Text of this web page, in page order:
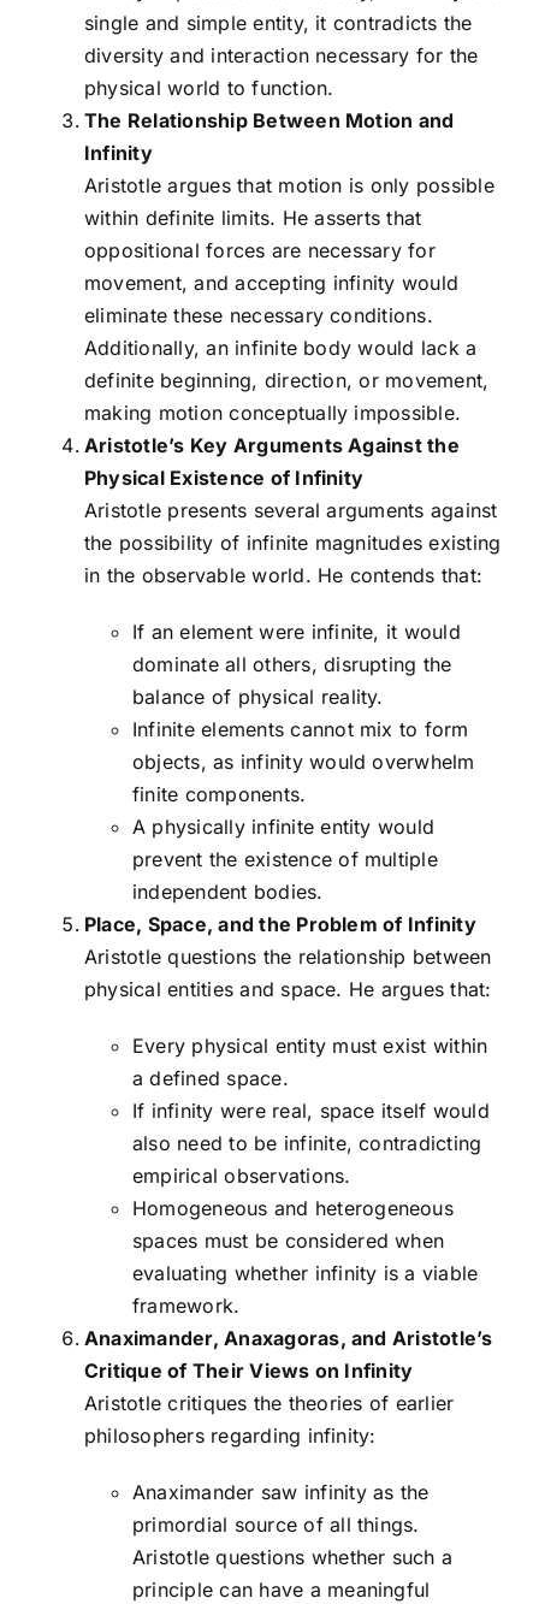
single and simple entity, it contradicts the
diversity and interaction necessary for the
physical world to function.
The Relationship Between Motion and
Infinity
Aristotle argues that motion is only possible
within definite limits. He asserts that
oppositional forces are necessary for
movement, and accepting infinity would
eliminate these necessary conditions.
Additionally, an infinite body would lack a
definite beginning, direction, or movement,
making motion conceptually impossible.
Aristotle’s Key Arguments Against the
Physical Existence of Infinity
Aristotle presents several arguments against
the possibility of infinite magnitudes existing
in the observable world. He contends that:
If an element were infinite, it would
dominate all others, disrupting the
balance of physical reality.
Infinite elements cannot mix to form
objects, as infinity would overwhelm
finite components.
A physically infinite entity would
prevent the existence of multiple
independent bodies.
Place, Space, and the Problem of Infinity
Aristotle questions the relationship between
physical entities and space. He argues that:
Every physical entity must exist within
a defined space.
If infinity were real, space itself would
also need to be infinite, contradicting
empirical observations.
Homogeneous and heterogeneous
spaces must be considered when
evaluating whether infinity is a viable
framework.
Anaximander, Anaxagoras, and Aristotle’s
Critique of Their Views on Infinity
Aristotle critiques the theories of earlier
philosophers regarding infinity:
Anaximander saw infinity as the
primordial source of all things.
Aristotle questions whether such a
principle can have a meaningful